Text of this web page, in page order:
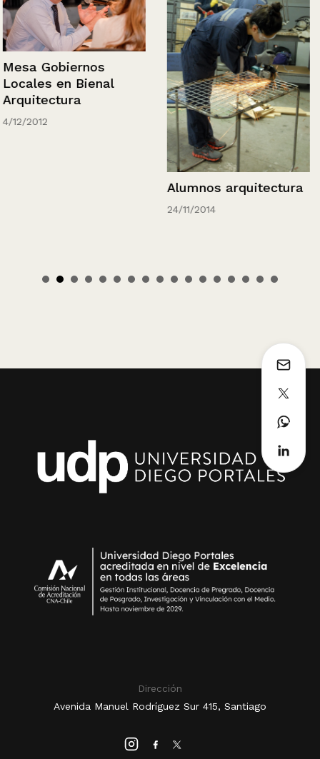
Mesa Gobiernos
Locales en Bienal
Arquitectura
4/12/2012
Alumnos arquitectura
24/11/2014
Dirección
Avenida Manuel Rodríguez Sur 415, Santiago